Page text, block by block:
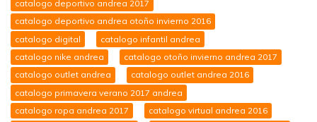
catalogo deportivo andrea 2017
catalogo deportivo andrea otoño invierno 2016
catalogo digital
catalogo infantil andrea
catalogo nike andrea
catalogo otoño invierno andrea 2017
catalogo outlet andrea
catalogo outlet andrea 2016
catalogo primavera verano 2017 andrea
catalogo ropa andrea 2017
catalogo virtual andrea 2016